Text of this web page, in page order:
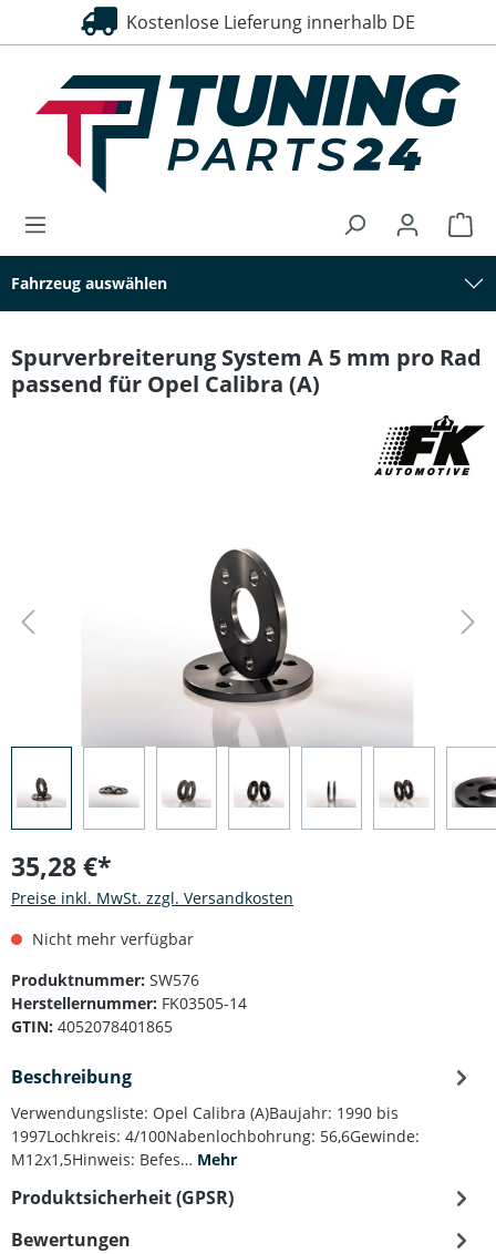
springen Kostenlose Lieferung innerhalb DE
30 Tage Rückgaberecht
Fahrzeug auswählen
Spurverbreiterung System A 5 mm pro Rad
passend für Opel Calibra (A)
35,28 €*
Preise inkl. MwSt. zzgl. Versandkosten
Nicht mehr verfügbar
Produktnummer: SW576
Herstellernummer: FK03505-14
GTIN: 4052078401865
Beschreibung
Verwendungsliste: Opel Calibra (A)Baujahr: 1990 bis
1997Lochkreis: 4/100Nabenlochbohrung: 56,6Gewinde:
M12x1,5Hinweis: Befes… Mehr
Produktsicherheit (GPSR)
Bewertungen